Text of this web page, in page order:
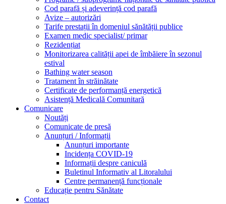
Cod parafă și adeverință cod parafă
Avize – autorizări
Tarife prestații în domeniul sănătății publice
Examen medic specialist/ primar
Rezidențiat
Monitorizarea calității apei de îmbăiere în sezonul
estival
Bathing water season
Tratament în străinătate
Certificate de performanță energetică
Asistență Medicală Comunitară
Comunicare
Noutăți
Comunicate de presă
Anunțuri / Informații
Anunțuri importante
Incidența COVID-19
Informații despre caniculă
Buletinul Informativ al Litoralului
Centre permanență funcționale
Educație pentru Sănătate
Contact